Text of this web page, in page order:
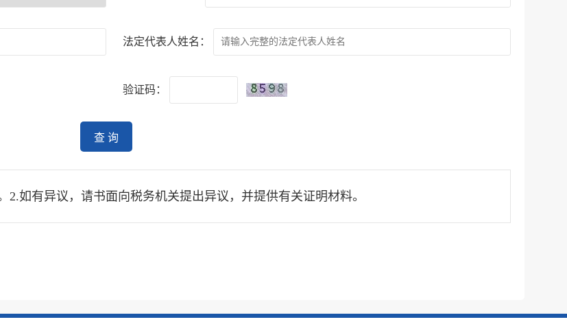
法定代表人姓名：
验证码：
查 询
如有异议，请书面向税务机关提出异议，并提供有关证明材料。